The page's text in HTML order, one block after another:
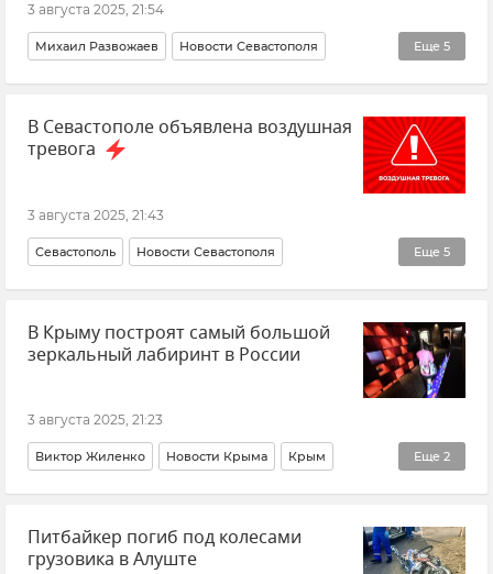
3 августа 2025, 21:54
Еще 5
Михаил Развожаев Новости Севастополя
Срочные новости Крыма
Безопасность Республики Крым и Севастополя
Происшествия Беспилотник (БПЛА, дрон)
В Севастополе объявлена воздушная
тревога
3 августа 2025, 21:43
Еще 5
Севастополь Новости Севастополя
Михаил Развожаев Крым
Срочные новости Крыма
Безопасность Республики Крым и Севастополя
В Крыму построят самый большой
зеркальный лабиринт в России
3 августа 2025, 21:23
Еще 2
Виктор Жиленко Новости Крыма Крым
Евпатория Отдых в Крыму
Питбайкер погиб под колесами
грузовика в Алуште